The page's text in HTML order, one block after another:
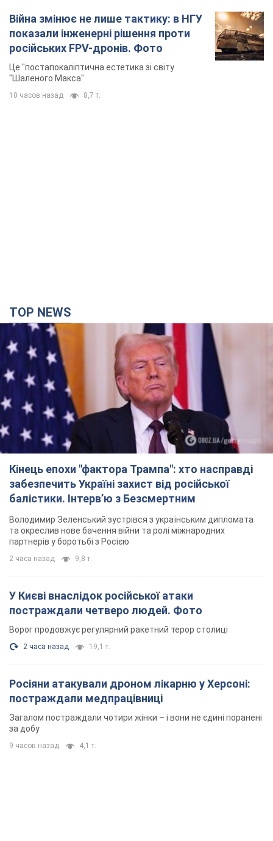
Війна змінює не лише тактику: в НГУ
показали інженерні рішення проти
російських FPV-дронів. Фото
Це "постапокаліптична естетика зі світу
"Шаленого Макса"
10 часов назад 8,7 т.
TOP NEWS
Кінець епохи "фактора Трампа": хто насправді
забезпечить Україні захист від російської
балістики. Інтерв’ю з Безсмертним
Володимир Зеленський зустрівся з українським дипломата
та окреслив нове бачення війни та ролі міжнародних
партнерів у боротьбі з Росією
2 часа назад 9,8 т.
У Києві внаслідок російської атаки
постраждали четверо людей. Фото
Ворог продовжує регулярний ракетний терор столиці
2 часа назад 19,1 т.
Росіяни атакували дроном лікарню у Херсоні:
постраждали медпрацівниці
Загалом постраждали чотири жінки – і вони не єдині поранені
за добу
9 часов назад 4,1 т.